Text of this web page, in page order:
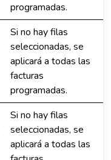
programadas.
Si no hay filas
seleccionadas, se
aplicará a todas las
facturas
programadas.
Si no hay filas
seleccionadas, se
aplicará a todas las